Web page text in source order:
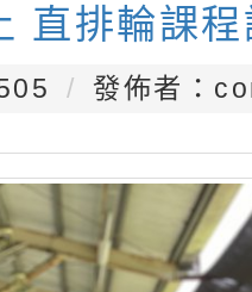
直排輪課程
發佈者：